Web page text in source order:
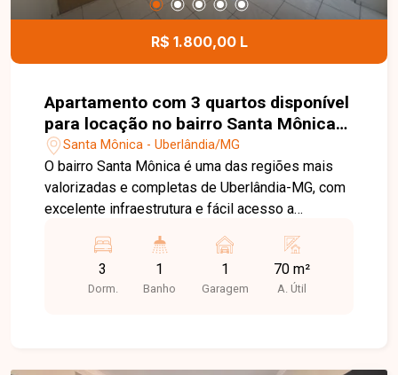
R$ 1.800,00 L
Apartamento com 3 quartos disponível
para locação no bairro Santa Mônica
em Uberlândia-MG
Santa Mônica - Uberlândia/MG
O bairro Santa Mônica é uma das regiões mais
valorizadas e completas de Uberlândia-MG, com
excelente infraestrutura e fácil acesso a
universidades, serviços e principais vias da
cidade, oferecendo praticidade e qualidade de
vida para seus moradores. Apartamento com 70
3
Dorm.
1
Banho
1
Garagem
70 m²
A. Útil